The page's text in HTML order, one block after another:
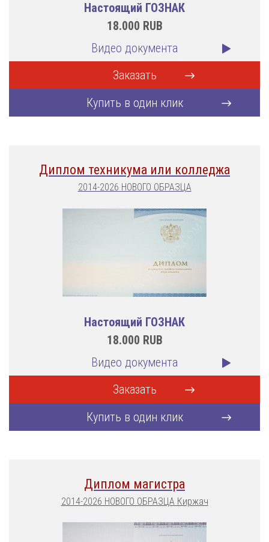
Настоящий ГОЗНАК
18.000 RUB
Видео документа
Заказать
Купить в один клик
Диплом техникума или колледжа
2014-2026 НОВОГО ОБРАЗЦА
Настоящий ГОЗНАК
18.000 RUB
Видео документа
Заказать
Купить в один клик
Диплом магистра
2014-2026 НОВОГО ОБРАЗЦА Киржач